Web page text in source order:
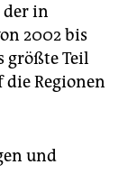
der in
2002 bis
größte Teil
Regionen
und